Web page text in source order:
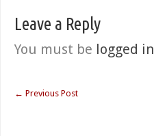
Leave a Reply
You must be logged in
← Previous Post